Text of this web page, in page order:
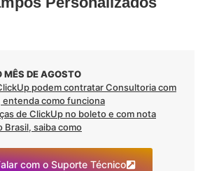
MÊS DE AGOSTO
podem contratar Consultoria com
entenda como funciona
de ClickUp no boleto e com nota
Brasil, saiba como
com o Suporte Técnico